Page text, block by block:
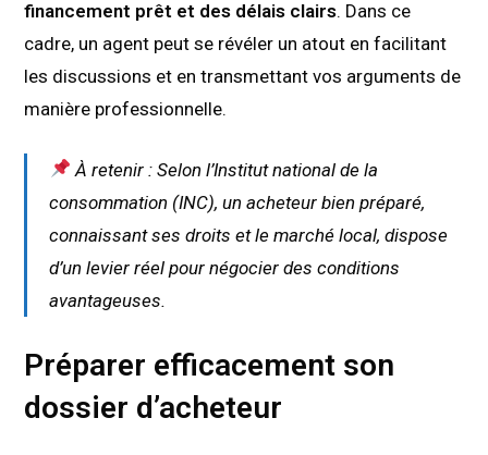
financement prêt et des délais clairs. Dans ce
cadre, un agent peut se révéler un atout en facilitant
les discussions et en transmettant vos arguments de
manière professionnelle.
À retenir : Selon l’Institut national de la
consommation (INC), un acheteur bien préparé,
connaissant ses droits et le marché local, dispose
d’un levier réel pour négocier des conditions
avantageuses.
Préparer efficacement son
dossier d’acheteur